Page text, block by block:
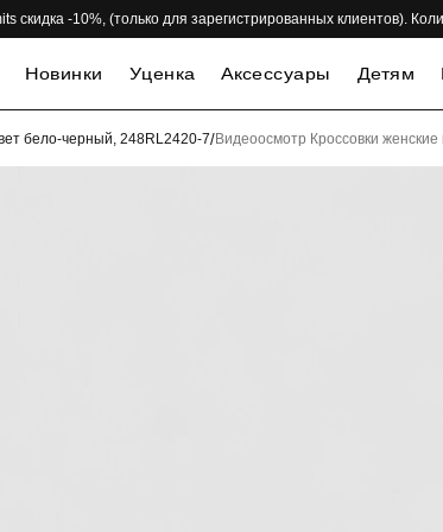
скидка -10%, (только для зарегистрированных клиентов).
Новинки Уценка Аксессуары Детям
бело-черный, 248RL2420-7/Видеоосмотр Кроссовки